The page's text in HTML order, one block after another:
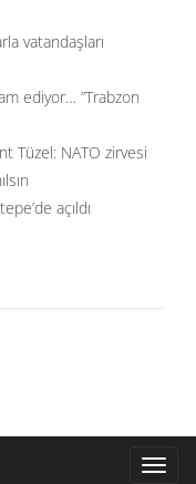
vatandaşları
ediyor… ”Trabzon
Tüzel: NATO zirvesi
açıldı
Toggle